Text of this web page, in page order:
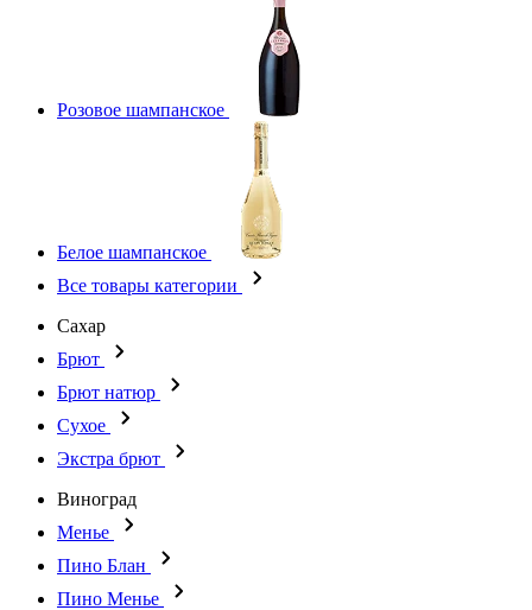
Розовое шампанское
Белое шампанское
Все товары категории
Сахар
Брют
Брют натюр
Сухое
Экстра брют
Виноград
Менье
Пино Блан
Пино Менье